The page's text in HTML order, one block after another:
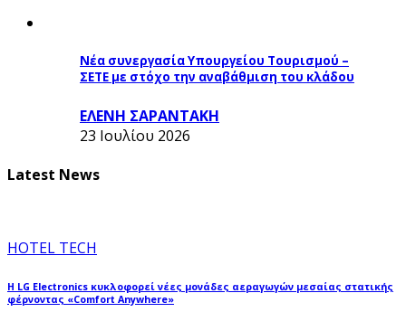
Νέα συνεργασία Υπουργείου Τουρισμού –
ΣΕΤΕ με στόχο την αναβάθμιση του κλάδου
ΕΛΕΝΗ ΣΑΡΑΝΤΑΚΗ
23 Ιουλίου 2026
Latest News
HOTEL TECH
Η LG Electronics κυκλοφορεί νέες μονάδες αεραγωγών μεσαίας στατικής
φέρνοντας «Comfort Anywhere»